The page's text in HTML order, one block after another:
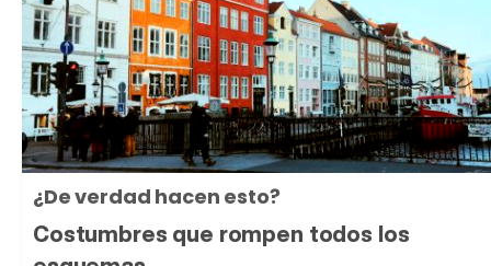
¿De verdad hacen esto?
Costumbres que rompen todos los